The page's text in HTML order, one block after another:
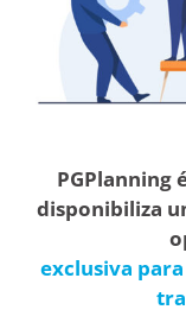
PGPlanning
disponibiliza
exclusiva